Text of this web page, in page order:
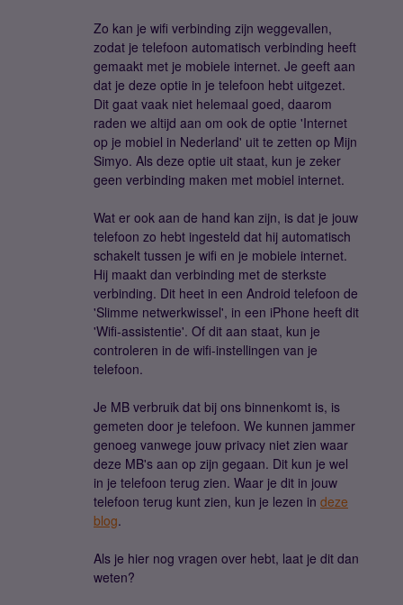
Zo kan je wifi verbinding zijn weggevallen,
zodat je telefoon automatisch verbinding heeft
gemaakt met je mobiele internet. Je geeft aan
dat je deze optie in je telefoon hebt uitgezet.
Dit gaat vaak niet helemaal goed, daarom
raden we altijd aan om ook de optie 'Internet
op je mobiel in Nederland' uit te zetten op Mijn
Simyo. Als deze optie uit staat, kun je zeker
geen verbinding maken met mobiel internet.
Wat er ook aan de hand kan zijn, is dat je jouw
telefoon zo hebt ingesteld dat hij automatisch
schakelt tussen je wifi en je mobiele internet.
Hij maakt dan verbinding met de sterkste
verbinding. Dit heet in een Android telefoon de
'Slimme netwerkwissel', in een iPhone heeft dit
'Wifi-assistentie'. Of dit aan staat, kun je
controleren in de wifi-instellingen van je
telefoon.
Je MB verbruik dat bij ons binnenkomt is, is
gemeten door je telefoon. We kunnen jammer
genoeg vanwege jouw privacy niet zien waar
deze MB's aan op zijn gegaan. Dit kun je wel
in je telefoon terug zien. Waar je dit in jouw
telefoon terug kunt zien, kun je lezen in deze
blog.
Als je hier nog vragen over hebt, laat je dit dan
weten?